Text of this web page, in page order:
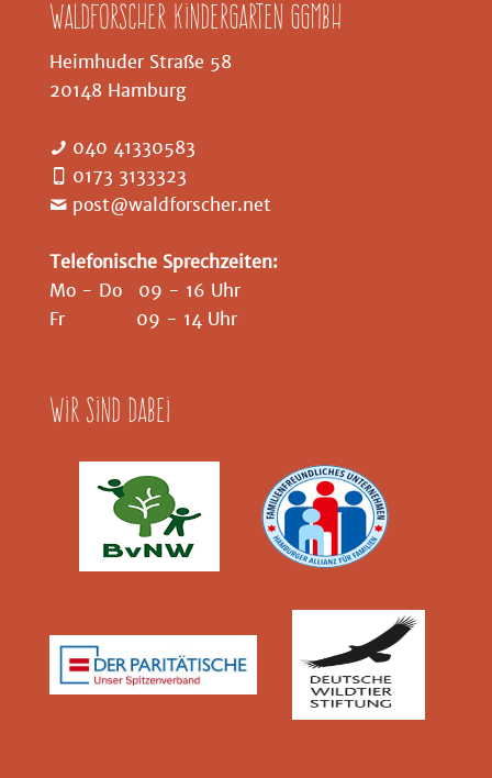
Waldforscher Kindergarten GGMBH
Heimhuder Straße 58
20148 Hamburg
040 41330583
0173 3133323
post@waldforscher.net
Telefonische Sprechzeiten:
Mo - Do 09 - 16 Uhr
Fr 09 - 14 Uhr
Wir sind dabei